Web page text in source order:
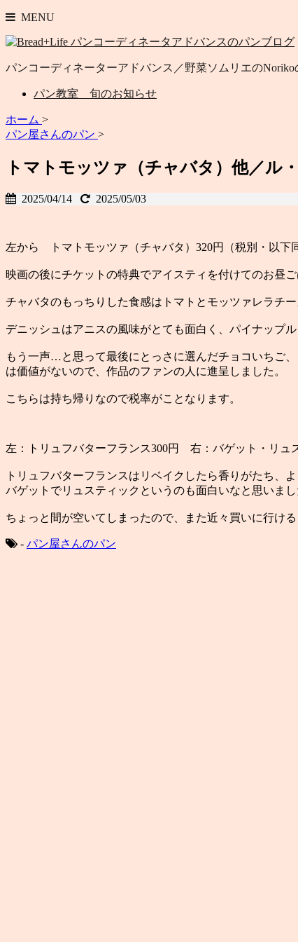
MENU
パンコーディネーターアドバンス／野菜ソムリエのNoriko
パン教室 旬のお知らせ
ホーム >
パン屋さんのパン >
トマトモッツァ（チャバタ）他／ル
2025/04/14 2025/05/03
左から トマトモッツァ（チャバタ）320円（税別・以
映画の後にチケットの特典でアイスティを付けてのお昼ご
チャバタのもっちりした食感はトマトとモッツァレラチ
デニッシュはアニスの風味がとても面白く、パイナップル
もう一声…と思って最後にとっさに選んだチョコいちご
は価値がないので、作品のファンの人に進呈しました。
こちらは持ち帰りなので税率がことなります。
左：トリュフバターフランス300円 右：バゲット・リュ
トリュフバターフランスはリベイクしたら香りがたち、よ
バゲットでリュスティックというのも面白いなと思いま
ちょっと間が空いてしまったので、また近々買いに行ける
- パン屋さんのパン